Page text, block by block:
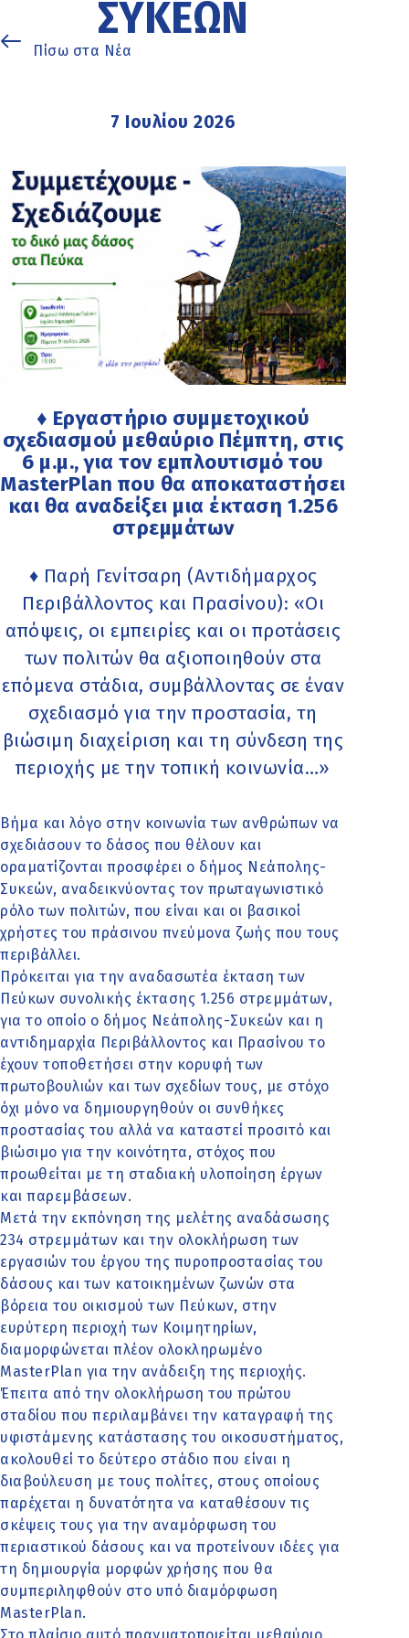
ΣΥΚΕΏΝ
Πίσω στα Νέα
7 Ιουλίου 2026
♦ Εργαστήριο συμμετοχικού
σχεδιασμού μεθαύριο Πέμπτη, στις
6 μ.μ., για τον εμπλουτισμό του
MasterPlan που θα αποκαταστήσει
και θα αναδείξει μια έκταση 1.256
στρεμμάτων
♦ Παρή Γενίτσαρη (Αντιδήμαρχος
Περιβάλλοντος και Πρασίνου): «Οι
απόψεις, οι εμπειρίες και οι προτάσεις
των πολιτών θα αξιοποιηθούν στα
επόμενα στάδια, συμβάλλοντας σε έναν
σχεδιασμό για την προστασία, τη
βιώσιμη διαχείριση και τη σύνδεση της
περιοχής με την τοπική κοινωνία…»
Βήμα και λόγο στην κοινωνία των ανθρώπων να
σχεδιάσουν το δάσος που θέλουν και
οραματίζονται προσφέρει ο δήμος Νεάπολης-
Συκεών, αναδεικνύοντας τον πρωταγωνιστικό
ρόλο των πολιτών, που είναι και οι βασικοί
χρήστες του πράσινου πνεύμονα ζωής που τους
περιβάλλει.
Πρόκειται για την αναδασωτέα έκταση των
Πεύκων συνολικής έκτασης 1.256 στρεμμάτων,
για το οποίο ο δήμος Νεάπολης-Συκεών και η
αντιδημαρχία Περιβάλλοντος και Πρασίνου το
έχουν τοποθετήσει στην κορυφή των
πρωτοβουλιών και των σχεδίων τους, με στόχο
όχι μόνο να δημιουργηθούν οι συνθήκες
προστασίας του αλλά να καταστεί προσιτό και
βιώσιμο για την κοινότητα, στόχος που
προωθείται με τη σταδιακή υλοποίηση έργων
και παρεμβάσεων.
Μετά την εκπόνηση της μελέτης αναδάσωσης
234 στρεμμάτων και την ολοκλήρωση των
εργασιών του έργου της πυροπροστασίας του
δάσους και των κατοικημένων ζωνών στα
βόρεια του οικισμού των Πεύκων, στην
ευρύτερη περιοχή των Κοιμητηρίων,
διαμορφώνεται πλέον ολοκληρωμένο
MasterPlan για την ανάδειξη της περιοχής.
Έπειτα από την ολοκλήρωση του πρώτου
σταδίου που περιλαμβάνει την καταγραφή της
υφιστάμενης κατάστασης του οικοσυστήματος,
ακολουθεί το δεύτερο στάδιο που είναι η
διαβούλευση με τους πολίτες, στους οποίους
παρέχεται η δυνατότητα να καταθέσουν τις
σκέψεις τους για την αναμόρφωση του
περιαστικού δάσους και να προτείνουν ιδέες για
τη δημιουργία μορφών χρήσης που θα
συμπεριληφθούν στο υπό διαμόρφωση
MasterPlan.